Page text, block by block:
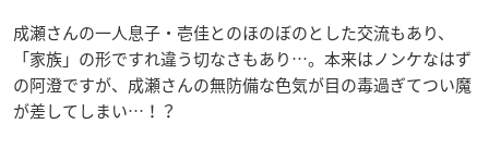
成瀬さんの一人息子・壱佳とのほのぼのとした交流もあり、
「家族」の形ですれ違う切なさもあり…。本来はノンケなはず
の阿澄ですが、成瀬さんの無防備な色気が目の毒過ぎてつい魔
が差してしまい…！？